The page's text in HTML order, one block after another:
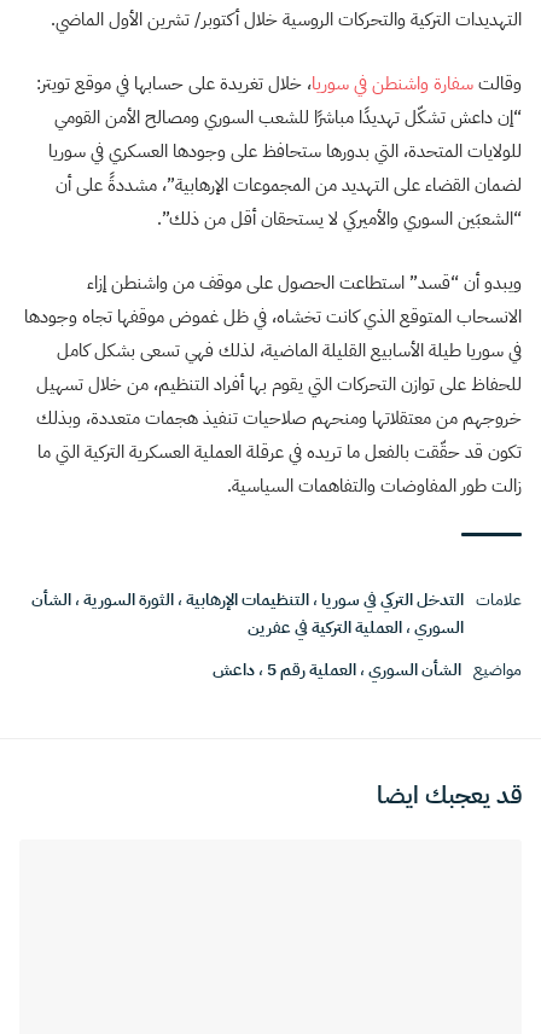
التهديدات التركية والتحركات الروسية خلال أكتوبر/ تشرين الأول الماضي.
وقالتسفارة واشنطن في سوريا، خلال تغريدة على حسابها في موقع تويتر:
“إن داعش تشكّل تهديدًا مباشرًا للشعب السوري ومصالح الأمن القومي
للولايات المتحدة، التي بدورها ستحافظ على وجودها العسكري في سوريا
لضمان القضاء على التهديد من المجموعات الإرهابية”، مشددةً على أن
“الشعبَين السوري والأميركي لا يستحقان أقل من ذلك”.
ويبدو أن “قسد” استطاعت الحصول على موقف من واشنطن إزاء
الانسحاب المتوقع الذي كانت تخشاه، في ظل غموض موقفها تجاه وجودها
في سوريا طيلة الأسابيع القليلة الماضية، لذلك فهي تسعى بشكل كامل
للحفاظ على توازن التحركات التي يقوم بها أفراد التنظيم، من خلال تسهيل
خروجهم من معتقلاتها ومنحهم صلاحيات تنفيذ هجمات متعددة، وبذلك
تكون قد حقّقت بالفعل ما تريده في عرقلة العملية العسكرية التركية التي ما
زالت طور المفاوضات والتفاهمات السياسية.
علامات التدخل التركي في سوريا،التنظيمات الإرهابية،الثورة السورية،الشأن
السوري،العملية التركية في عفرين
مواضيع الشأن السوري،العملية رقم 5 ،داعش
قد يعجبك ايضا